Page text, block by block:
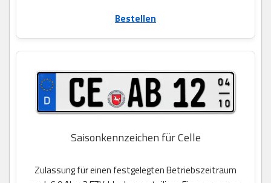
Bestellen
Saisonkennzeichen für Celle
Zulassung für einen festgelegten Betriebszeitraum